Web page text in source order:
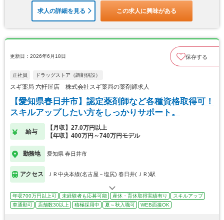
求人の詳細を見る この求人に興味がある
更新日：2026年6月18日 保存する
正社員 ドラッグストア（調剤併設）
スギ薬局 六軒屋店 株式会社スギ薬局の薬剤師求人
【愛知県春日井市】認定薬剤師など各種資格取得可！
スキルアップしたい方をしっかりサポート。
給与
【月収】27.0万円以上
【年収】400万円～740万円モデル
勤務地 愛知県 春日井市
アクセス ＪＲ中央本線(名古屋－塩尻) 春日井(ＪＲ)駅
年収700万円以上可 未経験者も応募可能 産休・育休取得実績有り
スキルアップ
車通勤可
店舗数30以上 積極採用中 夏～秋入職可 WEB面接OK